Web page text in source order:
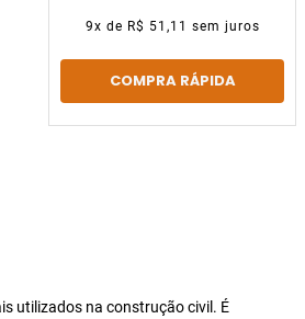
9x de R$ 51,11 sem juros
COMPRA RÁPIDA
utilizados na construção civil. É